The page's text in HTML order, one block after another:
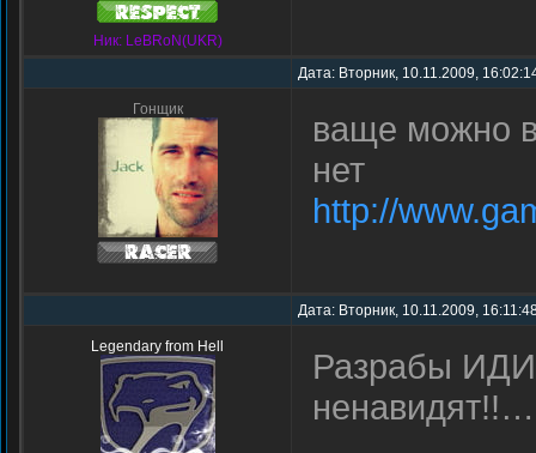
Ник: LeBRoN(UKR)
Дата: Вторник, 10.11.2009,
Гонщик
ваще можно
нет
http://
Дата: Вторник, 10.11.2009,
Legendary from Hell
Разрабы